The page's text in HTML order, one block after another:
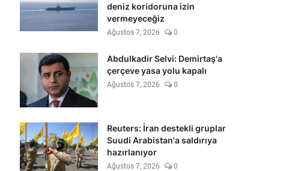
deniz koridoruna izin
vermeyeceğiz
Ağustos 7, 2026 0
Abdulkadir Selvi: Demirtaş'a
çerçeve yasa yolu kapalı
Ağustos 7, 2026 0
Reuters: İran destekli gruplar
Suudi Arabistan'a saldırıya
hazırlanıyor
Ağustos 7, 2026 0